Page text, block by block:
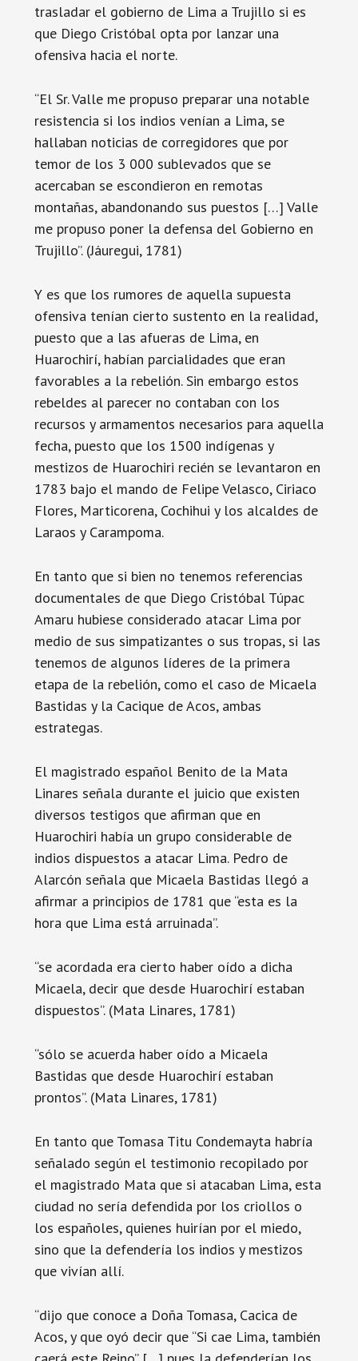
trasladar el gobierno de Lima a Trujillo si es
que Diego Cristóbal opta por lanzar una
ofensiva hacia el norte.
“El Sr. Valle me propuso preparar una notable
resistencia si los indios venían a Lima, se
hallaban noticias de corregidores que por
temor de los 3 000 sublevados que se
acercaban se escondieron en remotas
montañas, abandonando sus puestos […] Valle
me propuso poner la defensa del Gobierno en
Trujillo”. (Jáuregui, 1781)
Y es que los rumores de aquella supuesta
ofensiva tenían cierto sustento en la realidad,
puesto que a las afueras de Lima, en
Huarochirí, habían parcialidades que eran
favorables a la rebelión. Sin embargo estos
rebeldes al parecer no contaban con los
recursos y armamentos necesarios para aquella
fecha, puesto que los 1500 indígenas y
mestizos de Huarochiri recién se levantaron en
1783 bajo el mando de Felipe Velasco, Ciriaco
Flores, Marticorena, Cochihui y los alcaldes de
Laraos y Carampoma.
En tanto que si bien no tenemos referencias
documentales de que Diego Cristóbal Túpac
Amaru hubiese considerado atacar Lima por
medio de sus simpatizantes o sus tropas, si las
tenemos de algunos líderes de la primera
etapa de la rebelión, como el caso de Micaela
Bastidas y la Cacique de Acos, ambas
estrategas.
El magistrado español Benito de la Mata
Linares señala durante el juicio que existen
diversos testigos que afirman que en
Huarochiri había un grupo considerable de
indios dispuestos a atacar Lima. Pedro de
Alarcón señala que Micaela Bastidas llegó a
afirmar a principios de 1781 que “esta es la
hora que Lima está arruinada”.
“se acordada era cierto haber oído a dicha
Micaela, decir que desde Huarochirí estaban
dispuestos”. (Mata Linares, 1781)
“sólo se acuerda haber oído a Micaela
Bastidas que desde Huarochirí estaban
prontos”. (Mata Linares, 1781)
En tanto que Tomasa Titu Condemayta habría
señalado según el testimonio recopilado por
el magistrado Mata que si atacaban Lima, esta
ciudad no sería defendida por los criollos o
los españoles, quienes huirían por el miedo,
sino que la defendería los indios y mestizos
que vivían allí.
“dijo que conoce a Doña Tomasa, Cacica de
Acos, y que oyó decir que “Si cae Lima, también